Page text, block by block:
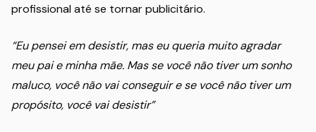
profissional até se tornar publicitário.
“Eu pensei em desistir, mas eu queria muito agradar
meu pai e minha mãe. Mas se você não tiver um sonho
maluco, você não vai conseguir e se você não tiver um
propósito, você vai desistir”